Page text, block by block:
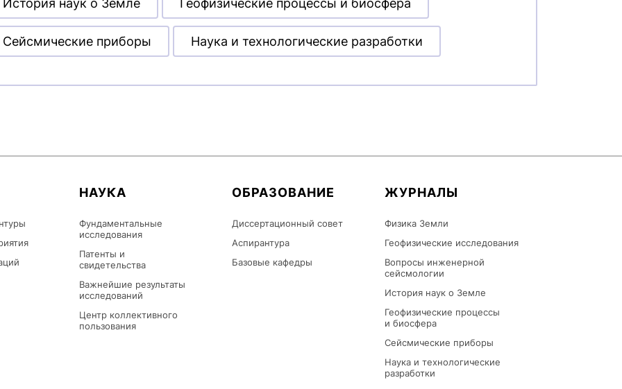
История наук о Земле Геофизические процессы и биосфера
Сейсмические приборы Наука и технологические разработки
НАУКА
Фундаментальные
исследования
Патенты и
свидетельства
Важнейшие результаты
исследований
Центр коллективного
пользования
ОБРАЗОВАНИЕ
Диссертационный совет
Аспирантура
Базовые кафедры
ЖУРНАЛЫ
Физика Земли
Геофизические исследования
Вопросы инженерной
сейсмологии
История наук о Земле
Геофизические процессы
и биосфера
Сейсмические приборы
Наука и технологические
разработки